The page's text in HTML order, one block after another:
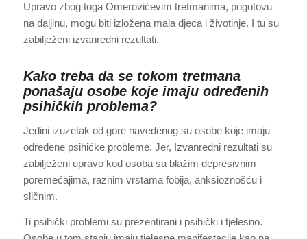
Upravo zbog toga Omerovićevim tretmanima, pogotovu
na daljinu, mogu biti izložena mala djeca i životinje. I tu su
zabilježeni izvanredni rezultati.
Kako treba da se tokom tretmana
ponašaju osobe koje imaju određenih
psihičkih problema?
Jedini izuzetak od gore navedenog su osobe koje imaju
određene psihičke probleme. Jer, Izvanredni rezultati su
zabilježeni upravo kod osoba sa blažim depresivnim
poremećajima, raznim vrstama fobija, anksioznošću i
sličnim.
Ti psihički problemi su prezentirani i psihički i tjelesno.